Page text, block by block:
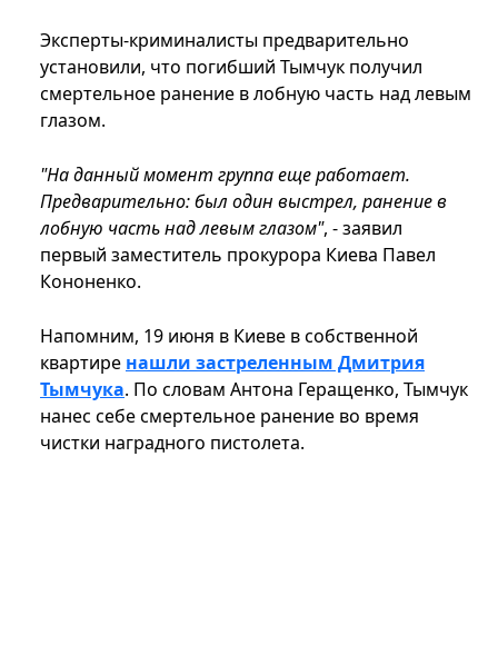
Эксперты-криминалисты предварительно
установили, что погибший Тымчук получил
смертельное ранение в лобную часть над левым
глазом.
"На данный момент группа еще работает.
Предварительно: был один выстрел, ранение в
лобную часть над левым глазом", - заявил
первый заместитель прокурора Киева Павел
Кононенко.
Напомним, 19 июня в Киеве в собственной
квартире нашли застреленным Дмитрия
Тымчука. По словам Антона Геращенко, Тымчук
нанес себе смертельное ранение во время
чистки наградного пистолета.